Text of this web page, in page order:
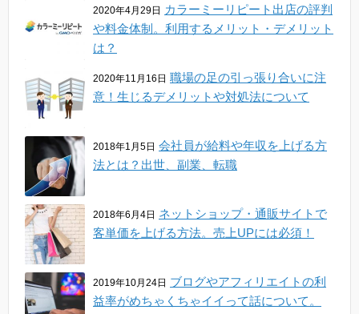
2020年4月29日
カラーミーリピート出店の評判
や料金体制。利用するメリット・デメリット
は？
2020年11月16日 職場の足の引っ張り合いに注
意！生じるデメリットや対処法について
2018年1月5日 会社員が給料や年収を上げる方
法とは？出世、副業、転職
2018年6月4日 ネットショップ・通販サイトで
客単価を上げる方法。売上UPには必須！
2019年10月24日 ブログやアフィリエイトの利
益率がめちゃくちゃイイって話について。